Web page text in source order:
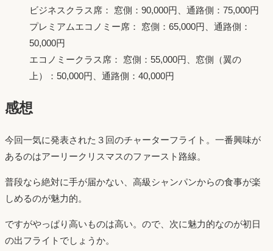
ビジネスクラス席： 窓側：90,000円、通路側：75,000円
プレミアムエコノミー席： 窓側：65,000円、通路側：
50,000円
エコノミークラス席： 窓側：55,000円、窓側（翼の
上）：50,000円、通路側：40,000円
感想
今回一気に発表された３回のチャーターフライト。一番興味が
あるのはアーリークリスマスのファースト路線。
普段なら絶対に手が届かない、高級シャンパンからの食事が楽
しめるのが魅力的。
ですがやっぱり高いものは高い。ので、次に魅力的なのが初日
の出フライトでしょうか。